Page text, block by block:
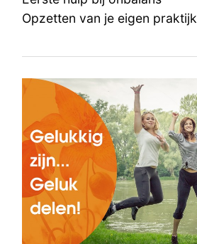
Opzetten van je eigen praktijk